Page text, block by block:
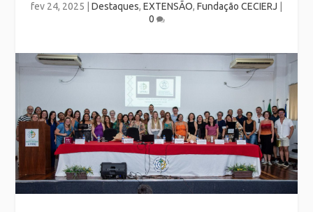
fev 24, 2025 Destaques, EXTENSÃO, Fundação CECIERJ
0